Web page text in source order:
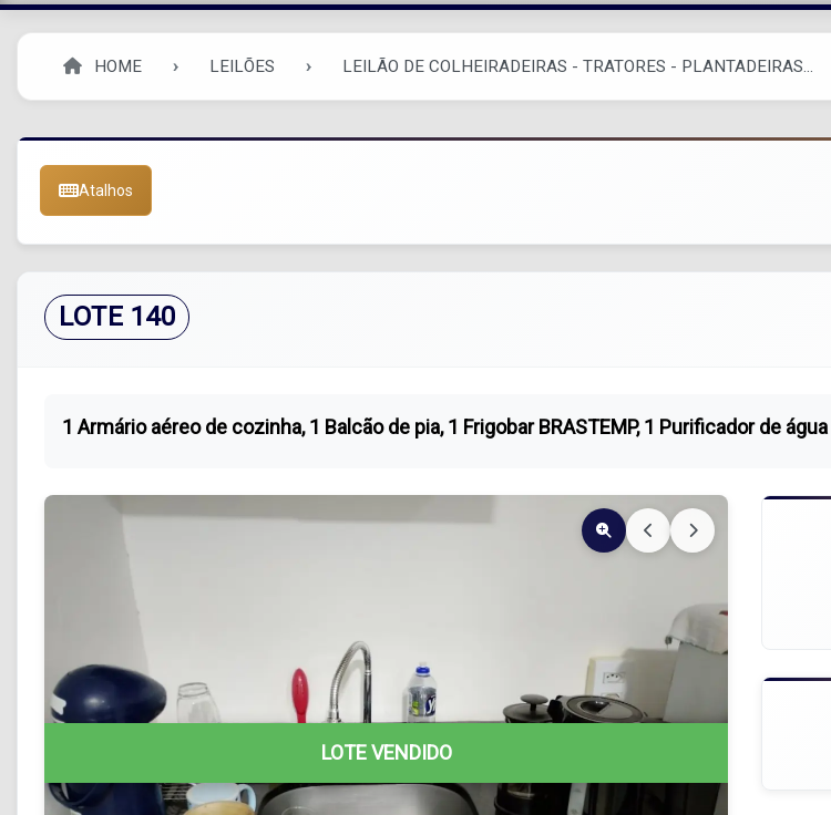
HOME LEILÕES LEILÃO DE COLHEIRADEIRAS - TRATORES - PLANTADEIRAS...
Atalhos
LOTE 140
1 Armário aéreo de cozinha, 1 Balcão de pia, 1 Frigobar BRASTEMP, 1 Purificador de
LOTE VENDIDO